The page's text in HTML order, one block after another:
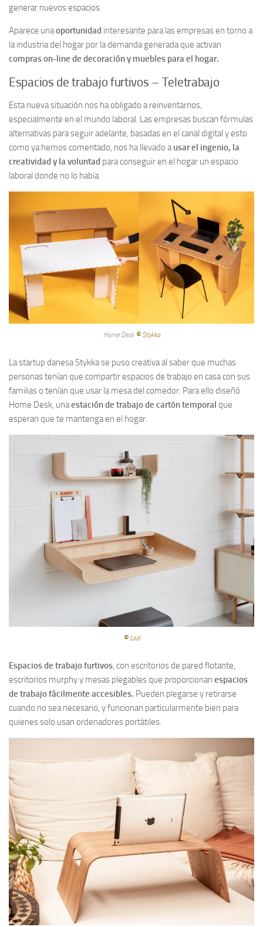
generar nuevos espacios.
Aparece unaoportunidad interesante para las empresas en torno a
la industria del hogar por la demanda generada que activan
compras on-line de decoración y muebles para el hogar.
Espacios de trabajo furtivos – Teletrabajo
Esta nueva situación nos ha obligado a reinventarnos,
especialmente en el mundo laboral. Las empresas buscan fórmulas
alternativas para seguir adelante, basadas en el canal digital y esto
como ya hemos comentado, nos ha llevado ausar el ingenio, la
creatividad y la voluntad para conseguir en el hogar un espacio
laboral donde no lo había.
Home Desk © Stykka
La startup danesa Stykka se puso creativa al saber que muchas
personas tenían que compartir espacios de trabajo en casa con sus
familias o tenían que usar la mesa del comedor. Para ello diseñó
Home Desk, unaestación de trabajo de cartón temporal que
esperan que te mantenga en el hogar.
© Lozi
Espacios de trabajo furtivos , con escritorios de pared flotante,
escritorios murphy y mesas plegables que proporcionan espacios
de trabajo fácilmente accesibles. Pueden plegarse y retirarse
cuando no sea necesario, y funcionan particularmente bien para
quienes solo usan ordenadores portátiles.